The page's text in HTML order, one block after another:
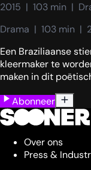
2015  |  103 min  |
Drama  |  103 min  |
Een Braziliaanse
kleermaker te
maken in dit
Abonneer
Over ons
Press &